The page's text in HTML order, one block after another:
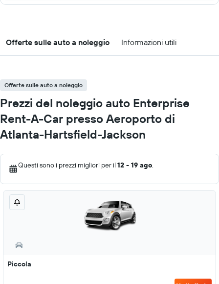
Offerte sulle auto a noleggio Informazioni utili
Offerte sulle auto a noleggio
Prezzi del noleggio auto Enterprise
Rent-A-Car presso Aeroporto di
Atlanta-Hartsfield-Jackson
Questi sono i prezzi migliori per il 12 - 19 ago.
Piccola